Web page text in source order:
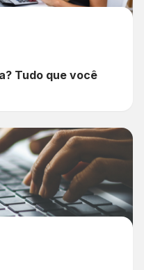
Tudo que você